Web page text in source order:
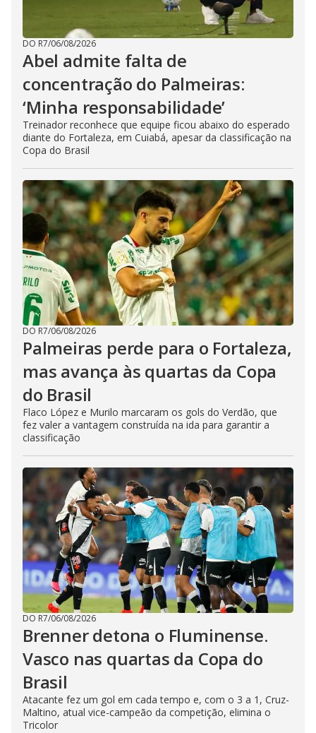
DO R7/06/08/2026
Abel admite falta de
concentração do Palmeiras:
‘Minha responsabilidade’
Treinador reconhece que equipe ficou abaixo do esperado
diante do Fortaleza, em Cuiabá, apesar da classificação na
Copa do Brasil
DO R7/06/08/2026
Palmeiras perde para o Fortaleza,
mas avança às quartas da Copa
do Brasil
Flaco López e Murilo marcaram os gols do Verdão, que
fez valer a vantagem construída na ida para garantir a
classificação
DO R7/06/08/2026
Brenner detona o Fluminense.
Vasco nas quartas da Copa do
Brasil
Atacante fez um gol em cada tempo e, com o 3 a 1, Cruz-
Maltino, atual vice-campeão da competição, elimina o
Tricolor